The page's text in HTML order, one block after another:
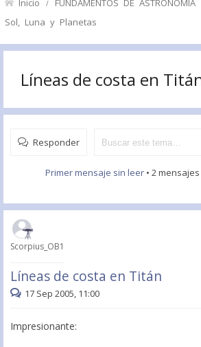
Inicio FUNDAMENTOS DE ASTRONOMÍA
Sol, Luna y Planetas
Líneas de costa en
Responder
Primer mensaje sin leer• 2 mensajes
Scorpius_OB1
Líneas de costa en Titán
17 Sep 2005, 11:00
Impresionante: